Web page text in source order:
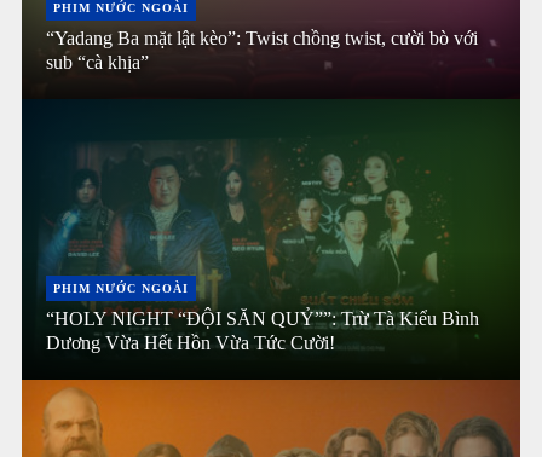
PHIM NƯỚC NGOÀI
“Yadang Ba mặt lật kèo”: Twist chồng twist, cười bò với
sub “cà khịa”
PHIM NƯỚC NGOÀI
“HOLY NIGHT “ĐỘI SĂN QUỶ””: Trừ Tà Kiểu Bình
Dương Vừa Hết Hồn Vừa Tức Cười!